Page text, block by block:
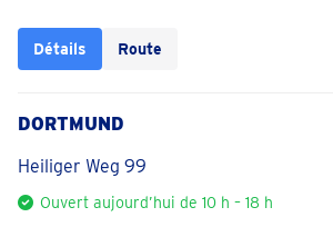
Détails Route
DORTMUND
Heiliger Weg 99
Ouvert aujourd’hui de 10 h – 18 h